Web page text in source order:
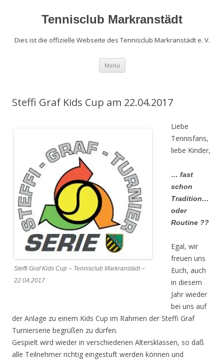
Tennisclub Markranstädt
Dies ist die offizielle Webseite des Tennisclub Markranstädt e. V.
Menü
Steffi Graf Kids Cup am 22.04.2017
Steffi Graf Kids Cup – Tennisclub Markranstädt –
22.04.2017
Liebe
Tennisfans,
liebe Kinder,
… fast
schon
Tradition…
oder
Routine ??
Egal, wir
freuen uns
Euch, auch
in diesem
Jahr wieder
bei uns auf
der Anlage zu einem Kids Cup im Rahmen der Steffi Graf
Turnierserie begrüßen zu dürfen.
Gespielt wird wieder in verschiedenen Altersklassen, so daß
alle Teilnehmer richtig eingestuft werden können und